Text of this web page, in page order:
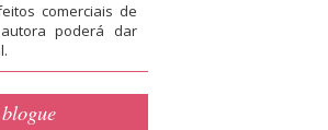
comerciais de
poderá dar